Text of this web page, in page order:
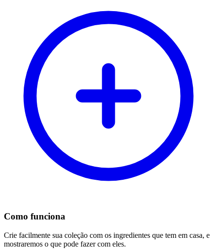
Como funciona
Crie facilmente sua coleção com os ingredientes que tem em casa, e
mostraremos o que pode fazer com eles.